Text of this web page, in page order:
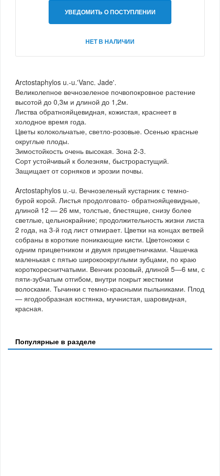
УВЕДОМИТЬ О ПОСТУПЛЕНИИ
НЕТ В НАЛИЧИИ
Arctostaphylos u.-u.'Vanc. Jade'.
Великолепное вечнозеленое почвопокровное растение
высотой до 0,3м и длиной до 1,2м.
Листва обратнояйцевидная, кожистая, краснеет в
холодное время года.
Цветы колокольчатые, светло-розовые. Осенью красные
округлые плоды.
Зимостойкость очень высокая. Зона 2-3.
Сорт устойчивый к болезням, быстрорастущий.
Защищает от сорняков и эрозии почвы.
Arctostaphylos u.-u. Вечнозеленый кустарник с темно-
бурой корой. Листья продолговато- обратнояйцевидные,
длиной 12 — 26 мм, толстые, блестящие, снизу более
светлые, цельнокрайние; продолжительность жизни листа
2 года, на 3-й год лист отмирает. Цветки на концах ветвей
собраны в короткие поникающие кисти. Цветоножки с
одним прицветником и двумя прицветничками. Чашечка
маленькая с пятью широкоокруглыми зубцами, по краю
короткореснитчатыми. Венчик розовый, длиной 5—6 мм, с
пяти-зубчатым отгибом, внутри покрыт жесткими
волосками. Тычинки с темно-красными пыльниками. Плод
— ягодообразная костянка, мучнистая, шаровидная,
красная.
Популярные в разделе